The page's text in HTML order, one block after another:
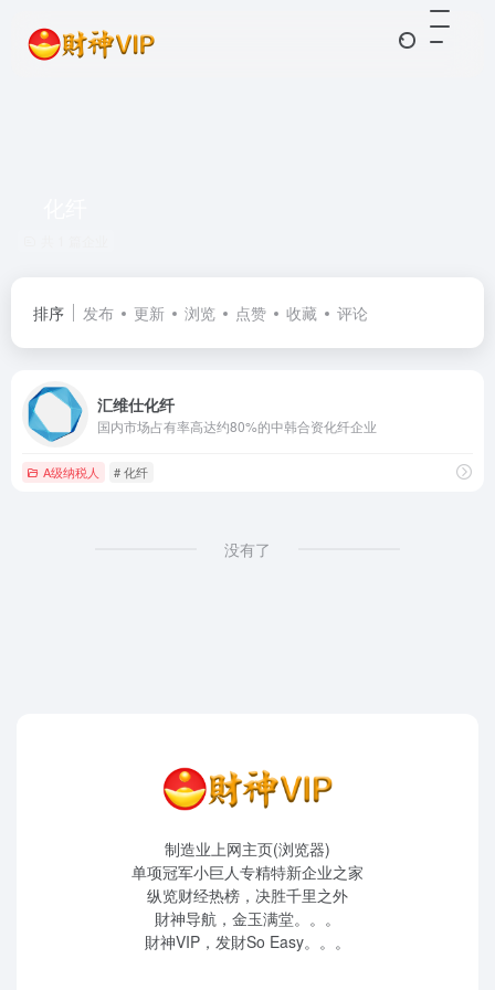
排序 发布 更新 浏览 点赞 收藏 评论
汇维仕化纤
国内市场占有率高达约80%的中韩合资化纤企业
A级纳税人 # 化纤
没有了
制造业上网主页(浏览器)
单项冠军小巨人专精特新企业之家
纵览财经热榜，决胜千里之外
財神导航，金玉满堂。。。
財神VIP，发財So Easy。。。